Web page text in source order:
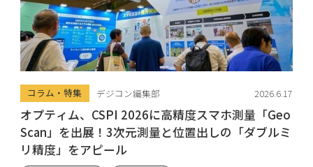
コラム・特集 デジコン編集部 2026.6.17
オプティム、CSPI 2026に高精度スマホ測量「Geo
Scan」を出展！3次元測量と位置出しの「ダブルミ
リ精度」をアピール